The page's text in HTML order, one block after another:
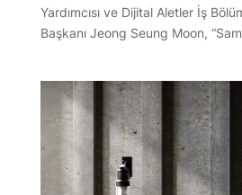
Yardımcısı ve Dijital Aletler İş
Başkanı Jeong Seung Moon,